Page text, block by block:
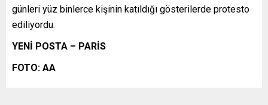
günleri yüz binlerce kişinin katıldığı gösterilerde protesto
ediliyordu.
YENİ POSTA – PARİS
FOTO: AA